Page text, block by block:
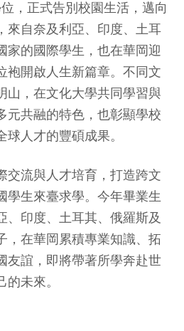
，正式告別校園生活，邁向
來自奈及利亞、印度、土耳
家的國際學生，也在華岡迎
袍開啟人生新篇章。不同文
山，在文化大學共同學習與
元共融的特色，也彰顯學校
人才的豐碩成果。
交流與人才培育，打造跨文
學生來臺求學。今年畢業生
、印度、土耳其、俄羅斯及
，在華岡累積專業知識、拓
友誼，即將帶著所學奔赴世
未來。